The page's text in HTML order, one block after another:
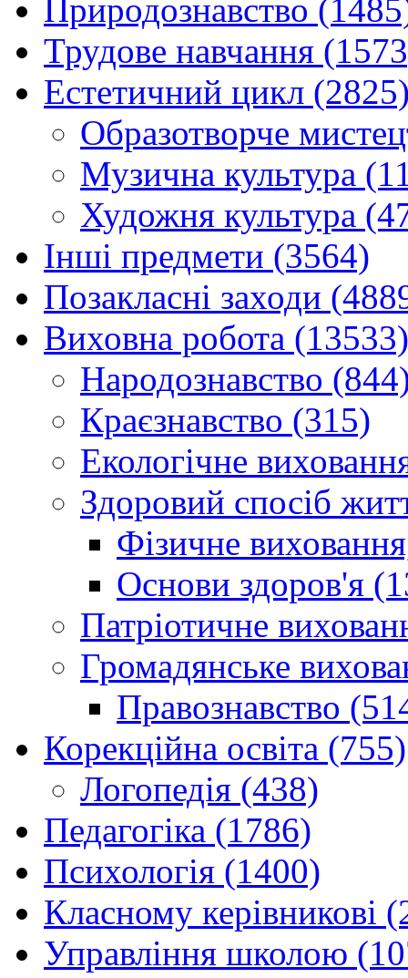
Природознавство
Трудове навчання
Естетичний цикл
Образотворче
Музична культура
Художня культура
Інші предмети (3564)
Позакласні заходи
Виховна робота (13533)
Народознавство
Краєзнавство (315)
Екологічне
Здоровий спосіб
Фізичне
Основи здоров'я
Патріотичне
Громадянське
Правознавство
Корекційна освіта (755)
Логопедія (438)
Педагогіка (1786)
Психологія (1400)
Класному керівникові
Управління школою